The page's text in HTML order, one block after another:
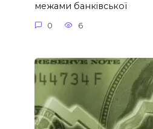
межами банківської
0 6